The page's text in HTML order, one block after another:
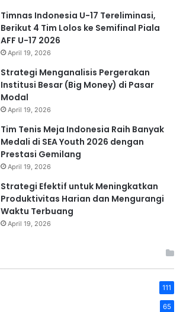
Timnas Indonesia U-17 Tereliminasi,
Berikut 4 Tim Lolos ke Semifinal Piala
AFF U-17 2026
April 19, 2026
Strategi Menganalisis Pergerakan
Institusi Besar (Big Money) di Pasar
Modal
April 19, 2026
Tim Tenis Meja Indonesia Raih Banyak
Medali di SEA Youth 2026 dengan
Prestasi Gemilang
April 19, 2026
Strategi Efektif untuk Meningkatkan
Produktivitas Harian dan Mengurangi
Waktu Terbuang
April 19, 2026
111
65